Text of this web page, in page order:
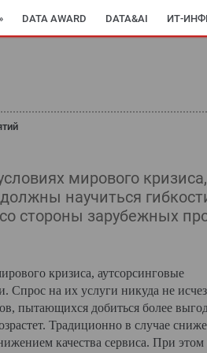
DATA AWARD DATA&AI ИТ-
мирового кризиса,
научиться
стороны зарубежных
кризиса, аутсорсинговые
Спрос на их услуги никуда не
пытающихся добиться более
Традиционно в случае
качества сервиса. При